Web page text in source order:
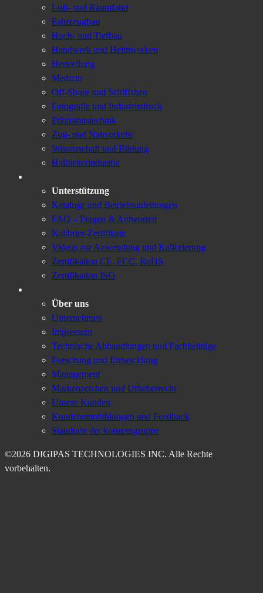
Luft- und Raumfahrt
Fahrzeugbau
Hoch- und Tiefbau
Handwerk und Heimwerken
Herstellung
Medizin
Off-Shore und Schiffsbau
Fotografie und Industriedruck
Präzisionstechnik
Zug- und Nahverkehr
Wissenschaft und Bildung
Halbleiterindustrie
Unterstützung
Kataloge und Betriebsanleitungen
FAQ – Fragen & Antworten
Kalibrier-Zertifikate
Videos zur Anwendung und Kalibrierung
Zertifikation CE, FCC, RoHS
Zertifikation ISO
Über uns
Unternehmen
Impressum
Technische Abhandlungen und Fachbeiträge
Forschung und Entwicklung
Management
Markenzeichen und Urheberrecht
Unsere Kunden
Kundenempfehlungen und Feedback
Standorte der konzerngruppe
©2026 DIGIPAS TECHNOLOGIES INC. Alle Rechte
vorbehalten.